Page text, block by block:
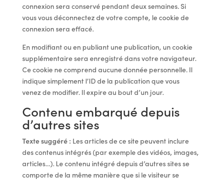
connexion sera conservé pendant deux semaines. Si
vous vous déconnectez de votre compte, le cookie de
connexion sera effacé.
En modifiant ou en publiant une publication, un cookie
supplémentaire sera enregistré dans votre navigateur.
Ce cookie ne comprend aucune donnée personnelle. Il
indique simplement l’ID de la publication que vous
venez de modifier. Il expire au bout d’un jour.
Contenu embarqué depuis
d’autres sites
Texte suggéré : Les articles de ce site peuvent inclure
des contenus intégrés (par exemple des vidéos, images,
articles…). Le contenu intégré depuis d’autres sites se
comporte de la même manière que si le visiteur se